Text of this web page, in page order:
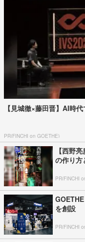
【見城徹×藤田晋】AI時
PR(FINCHI on GOETHE)
【西野
の作り方
PR(FINCHI
を創設
PR(FINCHI